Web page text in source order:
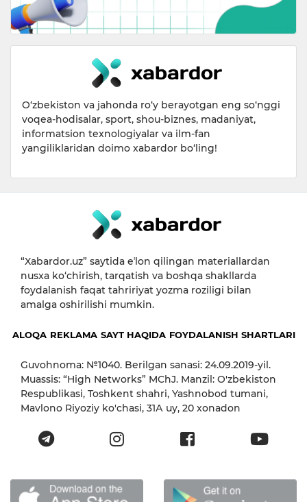
O‘zbekiston va jahonda ro‘y berayotgan eng so‘nggi
voqea-hodisalar, sport, shou-biznes, madaniyat,
informatsion texnologiyalar va ilm-fan
yangiliklaridan doimo xabardor bo‘ling!
“Xabardor.uz” saytida eʼlon qilingan materiallardan
nusxa ko‘chirish, tarqatish va boshqa shakllarda
foydalanish faqat tahririyat yozma roziligi bilan
amalga oshirilishi mumkin.
ALOQA REKLAMA SAYT HAQIDA FOYDALANISH SHARTLARI
Guvohnoma: №1040. Berilgan sanasi: 24.09.2019-yil.
Muassis: “High Networks” MChJ. Manzil: O'zbekiston
Respublikasi, Toshkent shahri, Yashnobod tumani,
Mavlono Riyoziy ko'chasi, 31А uy, 20 xonadon